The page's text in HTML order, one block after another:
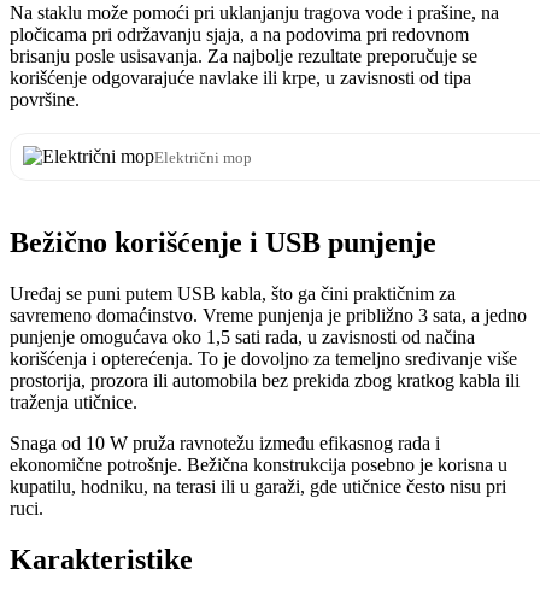
Na staklu može pomoći pri uklanjanju tragova vode i prašine, na
pločicama pri održavanju sjaja, a na podovima pri redovnom
brisanju posle usisavanja. Za najbolje rezultate preporučuje se
korišćenje odgovarajuće navlake ili krpe, u zavisnosti od tipa
površine.
Električni mop
Bežično korišćenje i USB punjenje
Uređaj se puni putem USB kabla, što ga čini praktičnim za
savremeno domaćinstvo. Vreme punjenja je približno 3 sata, a jedno
punjenje omogućava oko 1,5 sati rada, u zavisnosti od načina
korišćenja i opterećenja. To je dovoljno za temeljno sređivanje više
prostorija, prozora ili automobila bez prekida zbog kratkog kabla ili
traženja utičnice.
Snaga od 10 W pruža ravnotežu između efikasnog rada i
ekonomične potrošnje. Bežična konstrukcija posebno je korisna u
kupatilu, hodniku, na terasi ili u garaži, gde utičnice često nisu pri
ruci.
Karakteristike